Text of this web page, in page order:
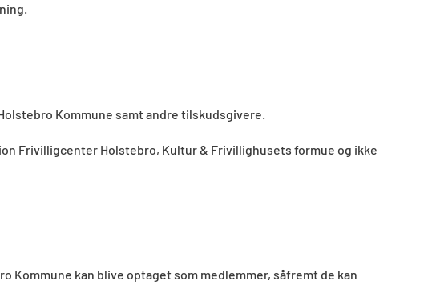
Kommune samt andre tilskudsgivere.
Frivilligcenter Holstebro, Kultur & Frivillighusets formue og ikke
kan blive optaget som medlemmer, såfremt de kan